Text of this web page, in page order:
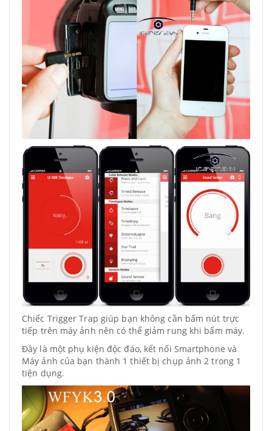
Chiếc Trigger Trap giúp bạn không cần bấm nút trực
tiếp trên máy ảnh nên có thể giảm rung khi bấm máy.
Đây là một phụ kiện độc đáo, kết nối Smartphone và
Máy ảnh của bạn thành 1 thiết bị chụp ảnh 2 trong 1
tiện dụng.